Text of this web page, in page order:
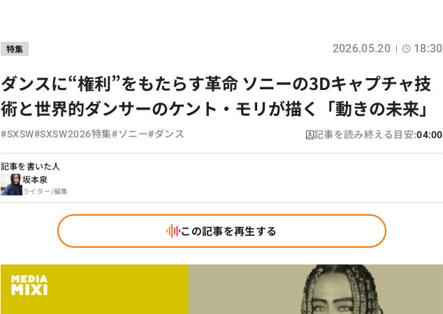
特集 2026.05.20 18:30
ダンスに“権利”をもたらす革命 ソニーの3Dキャプチャ技
術と世界的ダンサーのケント・モリが描く「動きの未来」
#SXSW#SXSW2026特集#ソニー#ダンス 記事を読み終える目安:04:00
記事を書いた人
坂本泉
ライター/編集
この記事を再生する